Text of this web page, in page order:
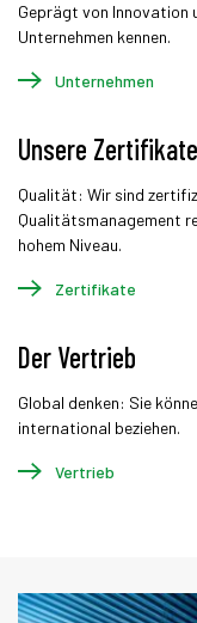
Geprägt von Innovation
Unternehmen kennen.
Unternehmen
Unsere Zertifikate
Qualität: Wir sind
Qualitätsmanagement
hohem Niveau.
Zertifikate
Der Vertrieb
Global denken: Sie
international beziehen.
Vertrieb